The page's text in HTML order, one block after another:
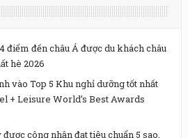
điểm đến châu Á được du khách châu
hè 2026
vào Top 5 Khu nghỉ dưỡng tốt nhất
+ Leisure World’s Best Awards
công nhận đạt tiêu chuẩn 5 sao,